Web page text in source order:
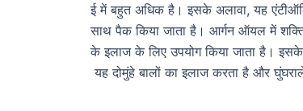
ई में बहुत अधिक है। इसके अलावा, यह
साथ पैक किया जाता है। आर्गन ऑयल में
के इलाज के लिए उपयोग किया जाता है।
यह दोमुंहे बालों का इलाज करता है और